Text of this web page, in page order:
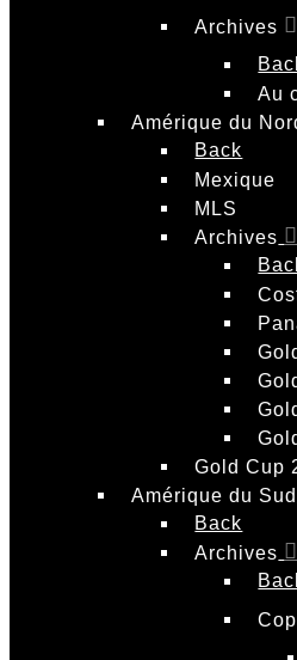
Archives
Au
Amérique du
Back
Mexique
MLS
Archives
Gold Cup
Amérique du Sud
Back
Archives